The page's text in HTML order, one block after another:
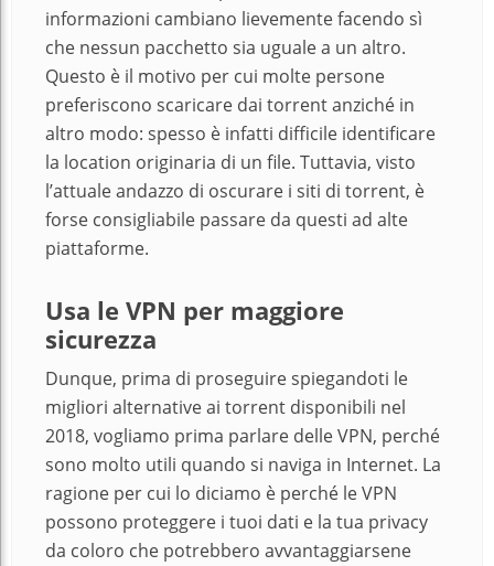
informazioni cambiano lievemente facendo sì
che nessun pacchetto sia uguale a un altro.
Questo è il motivo per cui molte persone
preferiscono scaricare dai torrent anziché in
altro modo: spesso è infatti difficile identificare
la location originaria di un file. Tuttavia, visto
l’attuale andazzo di oscurare i siti di torrent, è
forse consigliabile passare da questi ad alte
piattaforme.
Usa le VPN per maggiore
sicurezza
Dunque, prima di proseguire spiegandoti le
migliori alternative ai torrent disponibili nel
2018, vogliamo prima parlare delle VPN, perché
sono molto utili quando si naviga in Internet. La
ragione per cui lo diciamo è perché le VPN
possono proteggere i tuoi dati e la tua privacy
da coloro che potrebbero avvantaggiarsene